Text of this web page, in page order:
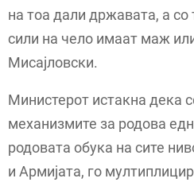
на тоа дали државата, а со
сили на чело имаат маж
Мисајловски.
Министерот истакна дека
механизмите за родова
родовата обука на сите
и Армијата, го